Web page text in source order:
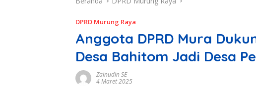
DPRD Murung Raya
Anggota DPRD Mura
Desa Bahitom Jadi Desa
Zainudin SE
4 Maret 2025